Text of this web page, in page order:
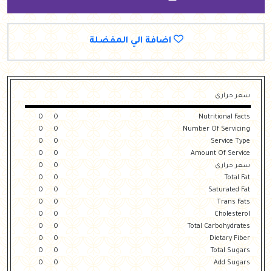
اضافة الي المفضلة
سعر حرارى
Nutritional Facts
0
0
Number Of Servicing
0
0
Service Type
0
0
Amount Of Service
0
0
سعر حرارى
0
0
Total Fat
0
0
Saturated Fat
0
0
Trans Fats
0
0
Cholesterol
0
0
Total Carbohydrates
0
0
Dietary Fiber
0
0
Total Sugars
0
0
Add Sugars
0
0